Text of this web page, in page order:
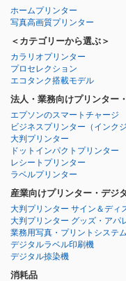
ホームプリンター
写真高画質プリンター
＜カテゴリーから選ぶ＞
カラリオプリンター
プロセレクション
エコタンク搭載モデル
法人・業務向けプリンター
エプソンのスマートチャージ
ビジネスプリンター （インク
大判プリンター
ドットインパクトプリンター
レシートプリンター
ラベルプリンター
産業向けプリンター・デジ
大判プリンター サイン＆ディ
大判プリンター グッズ・アパ
業務用写真・プリントシステム
デジタルラベル印刷機
デジタル捺染機
消耗品